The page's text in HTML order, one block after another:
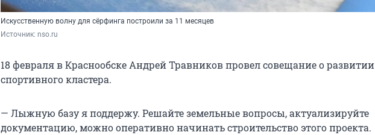
Искусственную волну для сёрфинга построили за 11 месяцев
Источник: nso.ru
18 февраля в Краснообске Андрей Травников провел совещание о развитии
спортивного кластера.
— Лыжную базу я поддержу. Решайте земельные вопросы, актуализируйте
документацию, можно оперативно начинать строительство этого проекта.